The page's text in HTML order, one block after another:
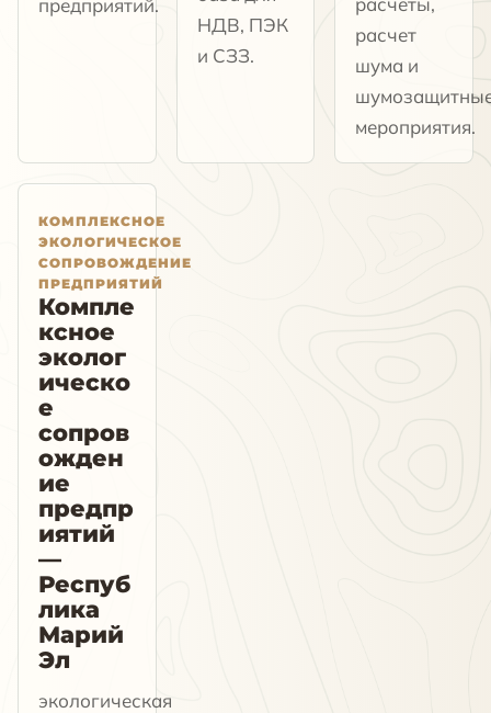
предприятий.
НДВ, ПЭК
и СЗЗ.
расчет
шума и
мероприятия.
КОМПЛЕКСНОЕ
ЭКОЛОГИЧЕСКОЕ
СОПРОВОЖДЕНИЕ
ПРЕДПРИЯТИЙ
Компле
ксное
эколог
ическо
е
сопров
ожден
ие
предпр
иятий
—
Респуб
лика
Марий
Эл
экологическая